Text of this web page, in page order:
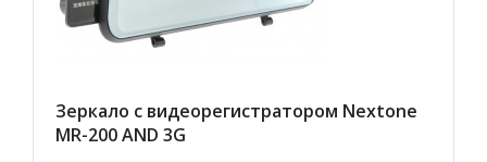
Зеркало с видеорегистратором Nextone
MR-200 AND 3G